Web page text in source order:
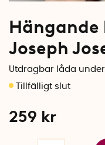
Joseph
Utdragbar låda
259 kr